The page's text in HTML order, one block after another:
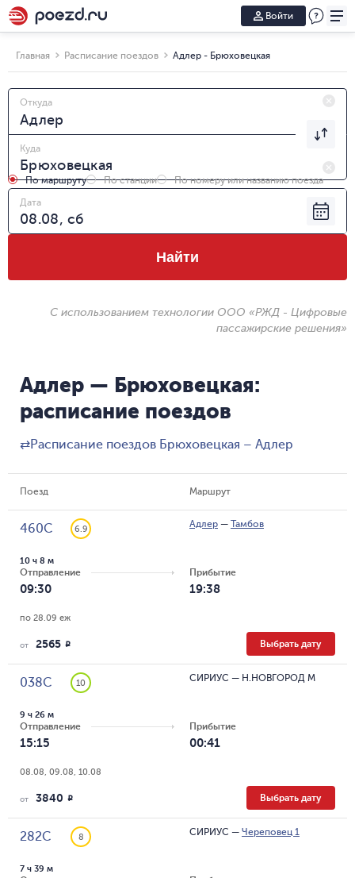
Войти
Главная Расписание поездов Адлер - Брюховецкая
Откуда
Куда
По маршруту По станции
По номеру или названию поезда
Дата
Найти
С использованием технологии ООО «РЖД - Цифровые
пассажирские решения»
Адлер — Брюховецкая:
расписание поездов
⇄Расписание поездов Брюховецкая – Адлер
Поезд Маршрут
460С 6.9 Адлер — Тамбов
Отправление
09:30
10 ч 8 м
Прибытие
19:38
по 28.09 еж
от 2565 R Выбрать дату
038С 10 СИРИУС — Н.НОВГОРОД М
Отправление
15:15
9 ч 26 м
Прибытие
00:41
08.08, 09.08, 10.08
от 3840 R Выбрать дату
282С 8 СИРИУС — Череповец 1
7 ч 39 м